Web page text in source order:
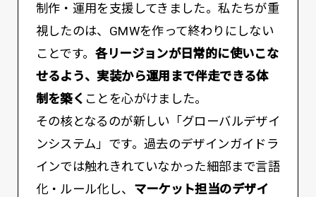
制作・運用を支援してきました。私たちが重
視したのは、GMWを作って終わりにしない
ことです。 各リージョンが日常的に使いこな
せるよう、実装から運用まで伴走できる体
制を築く ことを心がけました。
その核となるのが新しい「グローバルデザイ
ンシステム」です。過去のデザインガイドラ
インでは触れきれていなかった細部まで言語
化・ルール化し、 マーケット担当のデザイ